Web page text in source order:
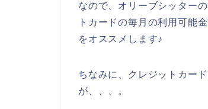
なので、オリーブシッター
トカードの毎月の利用可能
をオススメします♪
ちなみに、クレジットカー
が、、、。